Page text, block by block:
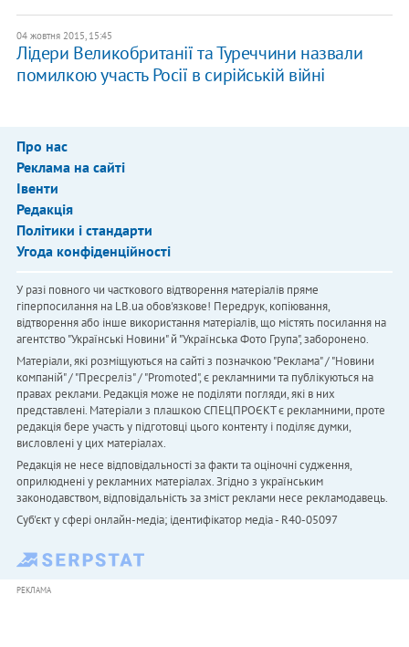
04 жовтня 2015, 15:45
Лідери Великобританії та Туреччини назвали
помилкою участь Росії в сирійській війні
Про нас
Реклама на сайті
Івенти
Редакція
Політики і стандарти
Угода конфіденційності
У разі повного чи часткового відтворення матеріалів пряме
гіперпосилання на LB.ua обов'язкове! Передрук, копіювання,
відтворення або інше використання матеріалів, що містять посилання на
агентство "Українськi Новини" й "Українська Фото Група", заборонено.
Матеріали, які розміщуються на сайті з позначкою "Реклама" / "Новини
компаній" / "Пресреліз" / "Promoted", є рекламними та публікуються на
правах реклами. Редакція може не поділяти погляди, які в них
представлені. Матеріали з плашкою СПЕЦПРОЄКТ є рекламними, проте
редакція бере участь у підготовці цього контенту і поділяє думки,
висловлені у цих матеріалах.
Редакція не несе відповідальності за факти та оціночні судження,
оприлюднені у рекламних матеріалах. Згідно з українським
законодавством, відповідальність за зміст реклами несе рекламодавець.
Cуб'єкт у сфері онлайн-медіа; ідентифікатор медіа - R40-05097
РЕКЛАМА